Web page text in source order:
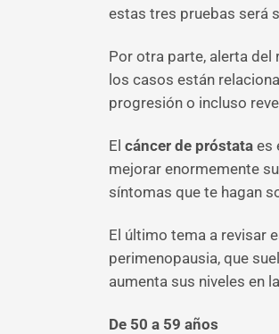
estas tres pruebas será
Por otra parte, alerta del
los casos están
progresión o incluso
El cáncer de próstata es
mejorar enormemente
síntomas que te hagan
El último tema a revisar
perimenopausia, que
aumenta sus niveles en
De 50 a 59 años